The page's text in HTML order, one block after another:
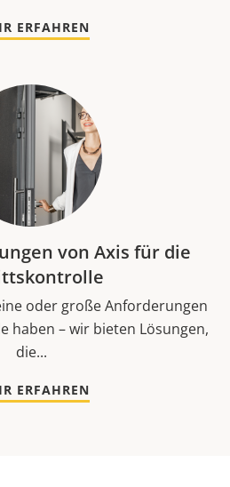
ERFAHREN
von Axis für die
oder große Anforderungen
haben – wir bieten Lösungen,
die...
ERFAHREN